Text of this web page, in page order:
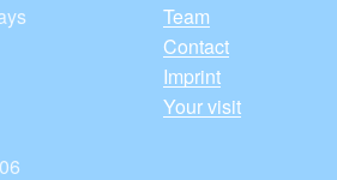
Team
Contact
Imprint
Your visit